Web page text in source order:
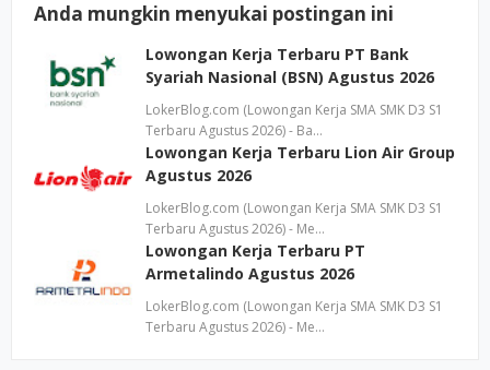
Anda mungkin menyukai postingan ini
Lowongan Kerja Terbaru PT Bank
Syariah Nasional (BSN) Agustus 2026
LokerBlog.com (Lowongan Kerja SMA SMK D3 S1
Terbaru Agustus 2026) - Ba…
Lowongan Kerja Terbaru Lion Air Group
Agustus 2026
LokerBlog.com (Lowongan Kerja SMA SMK D3 S1
Terbaru Agustus 2026) - Me…
Lowongan Kerja Terbaru PT
Armetalindo Agustus 2026
LokerBlog.com (Lowongan Kerja SMA SMK D3 S1
Terbaru Agustus 2026) - Me…